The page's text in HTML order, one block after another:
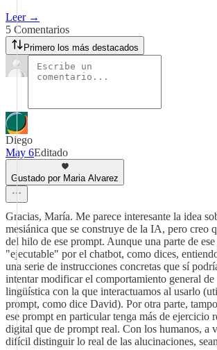
Leer →
5 Comentarios
Primero los más destacados
Diego
May 6Editado
Gustado por Maria Alvarez
Gracias, María. Me parece interesante la idea
mesiánica que se construye de la IA, pero creo
del hilo de ese prompt. Aunque una parte de
"ejecutable" por el chatbot, como dices,
una serie de instrucciones concretas que sí
intentar modificar el comportamiento general de
lingüística con la que interactuamos al usarlo
prompt, como dice David). Por otra parte,
ese prompt en particular tenga más de ejercicio
digital que de prompt real. Con los humanos, a
difícil distinguir lo real de las alucinaciones,